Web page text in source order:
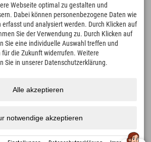
uvm. Jetzt
4.634km
Pisten zum Skifahren und
97
Webseite optimal zu gestalten und
Dabei können personenbezogene Daten wie
und analysiert werden. Durch Klicken auf
Sie der Verwendung zu. Durch Klicken auf
Sie eine individuelle Auswahl treffen und
die Zukunft widerrufen. Weitere
Sie in unserer Datenschutzerklärung.
Alle akzeptieren
notwendige akzeptieren